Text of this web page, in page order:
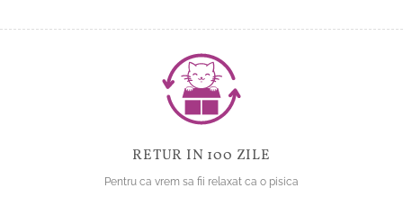
RETUR IN 100 ZILE
Pentru ca vrem sa fii relaxat ca o pisica